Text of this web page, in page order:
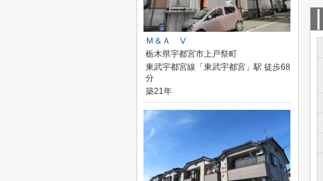
Ｍ＆Ａ Ⅴ
栃木県宇都宮市上戸祭町
東武宇都宮線「東武宇都宮」駅 徒歩68
分
築21年